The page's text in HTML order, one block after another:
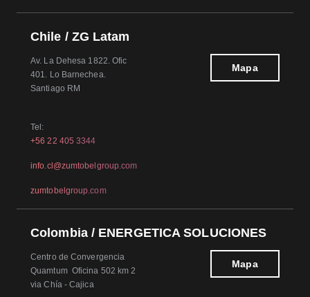
Chile / ZG Latam
Av. La Dehesa 1822. Ofic
401. Lo Barnechea.
Santiago RM
Mapa
Tel:
+56 22 405 3344
info.cl@zumtobelgroup.com
zumtobelgroup.com
Colombia / ENERGETICA SOLUCIONES
Centro de Convergencia
Quamtum Oficina 502 km 2
via Chía - Cajica
Mapa